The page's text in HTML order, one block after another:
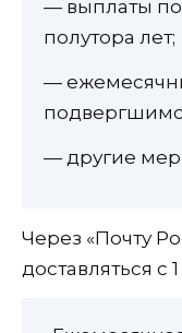
— выплаты по
полутора лет;
—
— другие
Через «Почту
доставляться с